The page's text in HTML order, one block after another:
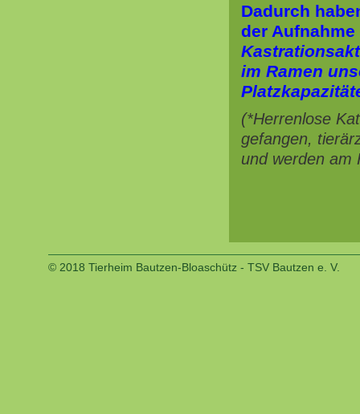
Dadurch
der
im Ramen
(*Herrenlose
gefangen,
und werden am
© 2018 Tierheim Bautzen-Bloaschütz - TSV Bautzen e. V.